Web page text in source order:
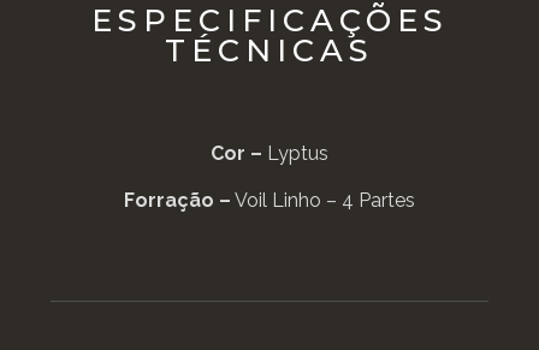
ESPECIFICAÇÕES
TÉCNICAS
Cor – Lyptus
Forração – Voil Linho – 4 Partes